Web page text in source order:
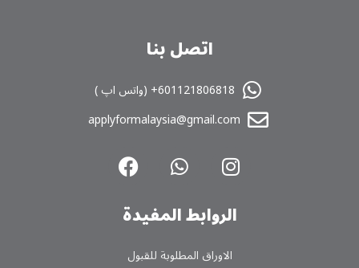
اتصل بنا
601121806818+ (واتس اپ )
applyformalaysia@gmail.com
الروابط المفیدة
الاوراق المطلوبة للقبول